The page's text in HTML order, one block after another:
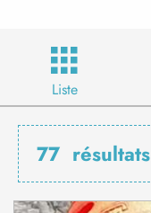
Liste
77 résultats